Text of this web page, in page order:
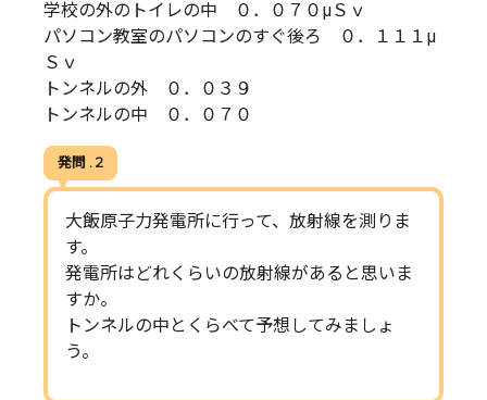
学校の外のトイレの中 ０．０７０μＳｖ
パソコン教室のパソコンのすぐ後ろ ０．１１１μ
Ｓｖ
トンネルの外 ０．０３９
トンネルの中 ０．０７０
発問 . 2
大飯原子力発電所に行って、放射線を測りま
す。
発電所はどれくらいの放射線があると思いま
すか。
トンネルの中とくらべて予想してみましょ
う。